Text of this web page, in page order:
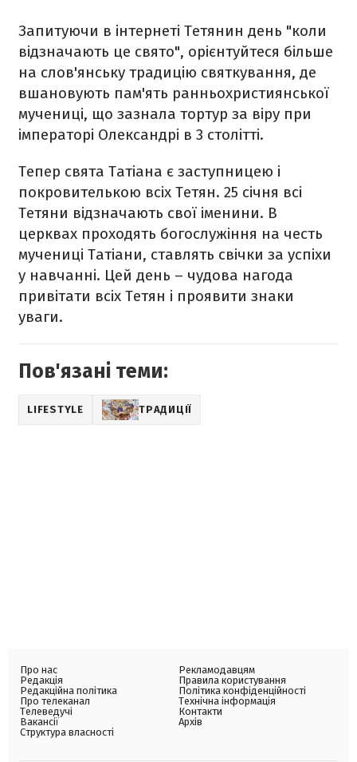
Запитуючи в інтернеті Тетянин день "коли
відзначають це свято", орієнтуйтеся більше
на слов'янську традицію святкування, де
вшановують пам'ять ранньохристиянської
мучениці, що зазнала тортур за віру при
імператорі Олександрі в 3 столітті.
Тепер свята Татіана є заступницею і
покровителькою всіх Тетян. 25 січня всі
Тетяни відзначають свої іменини. В
церквах проходять богослужіння на честь
мучениці Татіани, ставлять свічки за успіхи
у навчанні. Цей день – чудова нагода
привітати всіх Тетян і проявити знаки
уваги.
Пов'язані теми:
LIFESTYLE ТРАДИЦІЇ
Про нас
Редакція
Редакційна політика
Про телеканал
Телеведучі
Вакансії
Структура власності
Рекламодавцям
Правила користування
Політика конфіденційності
Технічна інформація
Контакти
Архів